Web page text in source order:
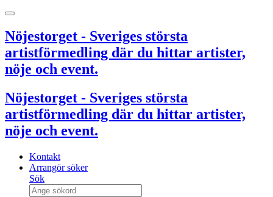
Nöjestorget - Sveriges största
artistförmedling där du hittar artister,
nöje och event.
Nöjestorget - Sveriges största
artistförmedling där du hittar artister,
nöje och event.
Kontakt
Arrangör söker
Sök